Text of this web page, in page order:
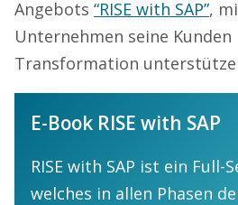
Angebots “RISE with SAP”,
Unternehmen seine
Transformation
E-Book RISE with SAP
RISE with SAP ist ein Full-
welches in allen Phasen